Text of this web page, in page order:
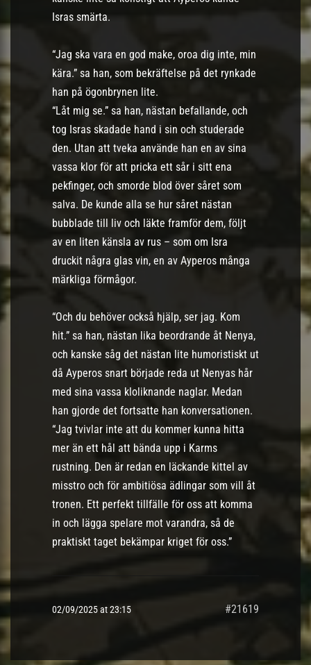
Isras smärta.
“Jag ska vara en god make, oroa dig inte, min
kära.” sa han, som bekräftelse på det rynkade
han på ögonbrynen lite.
“Låt mig se.” sa han, nästan befallande, och
tog Isras skadade hand i sin och studerade
den. Utan att tveka använde han en av sina
vassa klor för att pricka ett sår i sitt ena
pekfinger, och smorde blod över såret som
salva. De kunde alla se hur såret nästan
bubblade till liv och läkte framför dem, följt
av en liten känsla av rus – som om Isra
druckit några glas vin, en av Ayperos många
märkliga förmågor.
“Och du behöver också hjälp, ser jag. Kom
hit.” sa han, nästan lika beordrande åt Nenya,
och kanske såg det nästan lite humoristiskt ut
då Ayperos snart började reda ut Nenyas hår
med sina vassa kloliknande naglar. Medan
han gjorde det fortsatte han konversationen.
“Jag tvivlar inte att du kommer kunna hitta
mer än ett hål att bända upp i Karms
rustning. Den är redan en läckande kittel av
misstro och för ambitiösa ädlingar som vill åt
tronen. Ett perfekt tillfälle för oss att komma
in och lägga spelare mot varandra, så de
praktiskt taget bekämpar kriget för oss.”
02/09/2025 at 23:15 #21619